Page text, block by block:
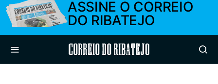
ASSINE O CORREIO
DO RIBATEJO
Correio do Ribatejo